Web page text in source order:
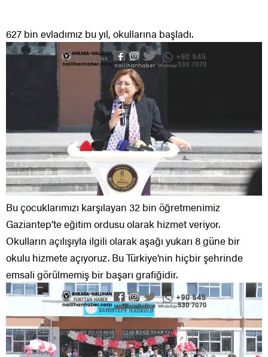
627 bin evladımız bu yıl, okullarına başladı.
Bu çocuklarımızı karşılayan 32 bin öğretmenimiz
Gaziantep’te eğitim ordusu olarak hizmet veriyor.
Okulların açılışıyla ilgili olarak aşağı yukarı 8 güne bir
okulu hizmete açıyoruz. Bu Türkiye’nin hiçbir şehrinde
emsali görülmemiş bir başarı grafiğidir.